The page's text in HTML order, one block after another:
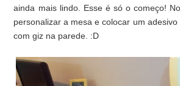
ainda mais lindo. Esse é só o começo!
personalizar a mesa e colocar um
com giz na parede. :D